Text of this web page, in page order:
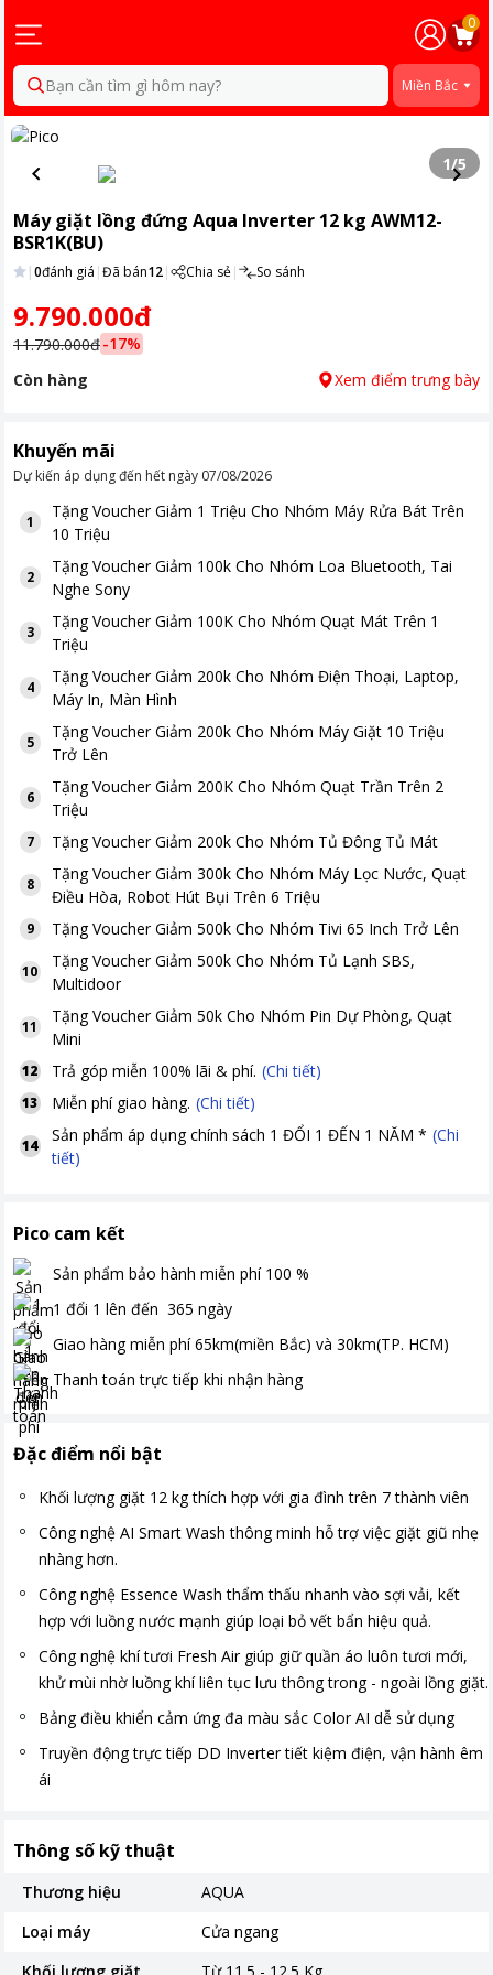
0
Bạn cần tìm gì hôm nay? Miền Bắc
1/5
Máy giặt lồng đứng Aqua Inverter 12 kg AWM12-
BSR1K(BU)
|0đánh giá |Đã bán12| Chia sẻ| So sánh
9.790.000đ
11.790.000đ-17%
Còn hàng
Xem điểm trưng bày
Khuyến mãi
Dự kiến áp dụng đến hết ngày 07/08/2026
1
TặngVoucher Giảm 1 Triệu Cho Nhóm Máy Rửa Bát Trên
10 Triệu
2
TặngVoucher Giảm 100k Cho Nhóm Loa Bluetooth, Tai
Nghe Sony
3
TặngVoucher Giảm 100K Cho Nhóm Quạt Mát Trên 1
Triệu
4
TặngVoucher Giảm 200k Cho Nhóm Điện Thoại, Laptop,
Máy In, Màn Hình
5
TặngVoucher Giảm 200k Cho Nhóm Máy Giặt 10 Triệu
Trở Lên
6
TặngVoucher Giảm 200K Cho Nhóm Quạt Trần Trên 2
Triệu
7 TặngVoucher Giảm 200k Cho Nhóm Tủ Đông Tủ Mát
8
TặngVoucher Giảm 300k Cho Nhóm Máy Lọc Nước, Quạt
Điều Hòa, Robot Hút Bụi Trên 6 Triệu
9 TặngVoucher Giảm 500k Cho Nhóm Tivi 65 Inch Trở Lên
10
TặngVoucher Giảm 500k Cho Nhóm Tủ Lạnh SBS,
Multidoor
11
TặngVoucher Giảm 50k Cho Nhóm Pin Dự Phòng, Quạt
Mini
12 Trả góp miễn 100% lãi & phí. (Chi tiết)
13 Miễn phí giao hàng. (Chi tiết)
14
Sản phẩm áp dụng chính sách 1 ĐỔI 1 ĐẾN 1 NĂM * (Chi
tiết)
Pico cam kết
Sản phẩm bảo hành miễn phí 100 %
1 đổi 1 lên đến 365 ngày
Giao hàng miễn phí 65km(miền Bắc) và 30km(TP. HCM)
Thanh toán trực tiếp khi nhận hàng
Đặc điểm nổi bật
Khối lượng giặt 12 kg thích hợp với gia đình trên 7 thành viên
Công nghệ AI Smart Wash thông minh hỗ trợ việc giặt giũ nhẹ
nhàng hơn.
Công nghệ Essence Wash thẩm thấu nhanh vào sợi vải, kết
hợp với luồng nước mạnh giúp loại bỏ vết bẩn hiệu quả.
Công nghệ khí tươi Fresh Air giúp giữ quần áo luôn tươi mới,
khử mùi nhờ luồng khí liên tục lưu thông trong - ngoài lồng giặt.
Bảng điều khiển cảm ứng đa màu sắc Color AI dễ sử dụng
Truyền động trực tiếp DD Inverter tiết kiệm điện, vận hành êm
ái
Thông số kỹ thuật
Thương hiệu
AQUA
Loại máy
Cửa ngang